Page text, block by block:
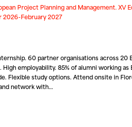
Project Planning and Management. XV
2026-February 2027
60 partner organisations across 20
employability. 85% of alumni working as
Flexible study options. Attend onsite in
network with…